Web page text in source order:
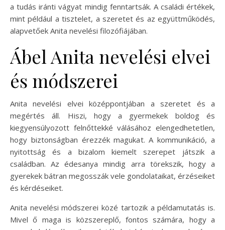
a tudás iránti vágyat mindig fenntartsák. A családi értékek,
mint például a tisztelet, a szeretet és az együttműködés,
alapvetőek Anita nevelési filozófiájában.
Ábel Anita nevelési elvei
és módszerei
Anita nevelési elvei középpontjában a szeretet és a
megértés áll. Hiszi, hogy a gyermekek boldog és
kiegyensúlyozott felnőttekké válásához elengedhetetlen,
hogy biztonságban érezzék magukat. A kommunikáció, a
nyitottság és a bizalom kiemelt szerepet játszik a
családban. Az édesanya mindig arra törekszik, hogy a
gyerekek bátran megosszák vele gondolataikat, érzéseiket
és kérdéseiket.
Anita nevelési módszerei közé tartozik a példamutatás is.
Mivel ő maga is közszereplő, fontos számára, hogy a